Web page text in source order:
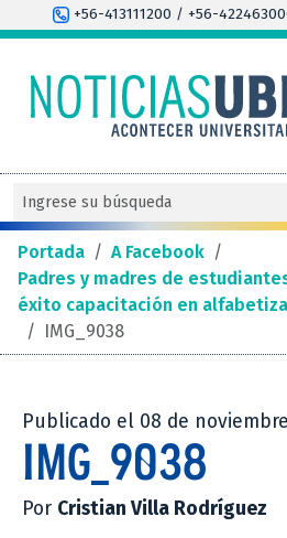
+56-413111200 / +56-
Portada / A Facebook /
Padres y madres de
éxito capacitación en
/ IMG_9038
Publicado el 08 de
IMG_9038
Por Cristian Villa Rodríguez